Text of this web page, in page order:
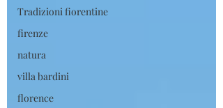
Tradizioni fiorentine
firenze
natura
villa bardini
florence